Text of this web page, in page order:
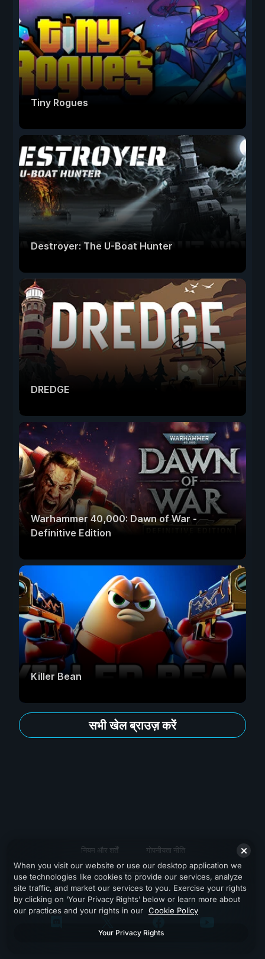
Tiny Rogues
Destroyer: The U-Boat Hunter
DREDGE
Warhammer 40,000: Dawn of War -
Definitive Edition
Killer Bean
सभी खेल ब्राउज़ करें
नियम और शर्तें गोपनीयता नीति
सहायता
When you visit our website or use our desktop application we
use technologies like cookies to provide our services, analyze
site traffic, and market our services to you. Exercise your rights
by clicking on ‘Your Privacy Rights’ below or learn more about
our practices and your rights in our Cookie Policy
Your Privacy Rights